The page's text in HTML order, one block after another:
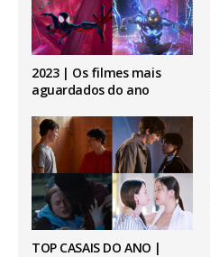
2023 | Os filmes mais
aguardados do ano
TOP CASAIS DO ANO |